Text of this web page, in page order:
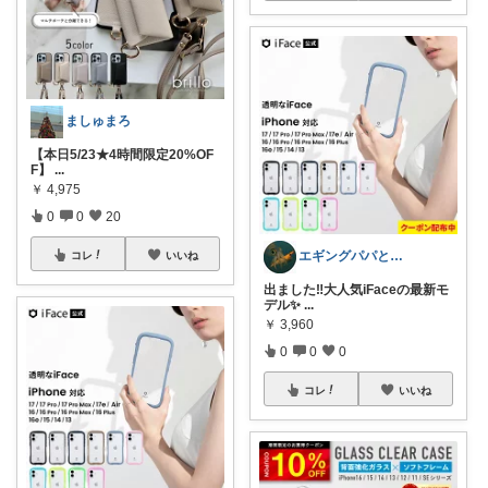
ましゅまろ
​【本日5/23★4時間限定20%OF
F】
...
￥ 4,975
0 0 20
コレ いいね エギングパパと日常のお気に入り
出ました‼️大人気iFaceの最新モ
デル✨ ...
￥ 3,960
0 0 0
コレ いいね